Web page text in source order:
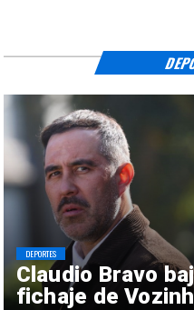
Claudio Bravo
fichaje de
DEPORTES